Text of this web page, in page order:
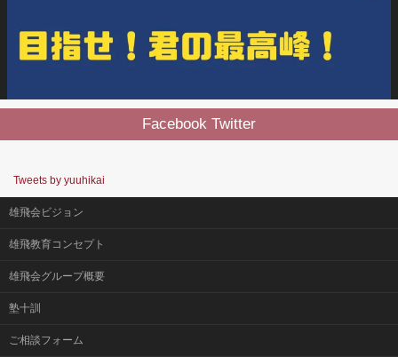
Facebook Twitter
Tweets by yuuhikai
雄飛会ビジョン
雄飛教育コンセプト
雄飛会グループ概要
塾十訓
ご相談フォーム